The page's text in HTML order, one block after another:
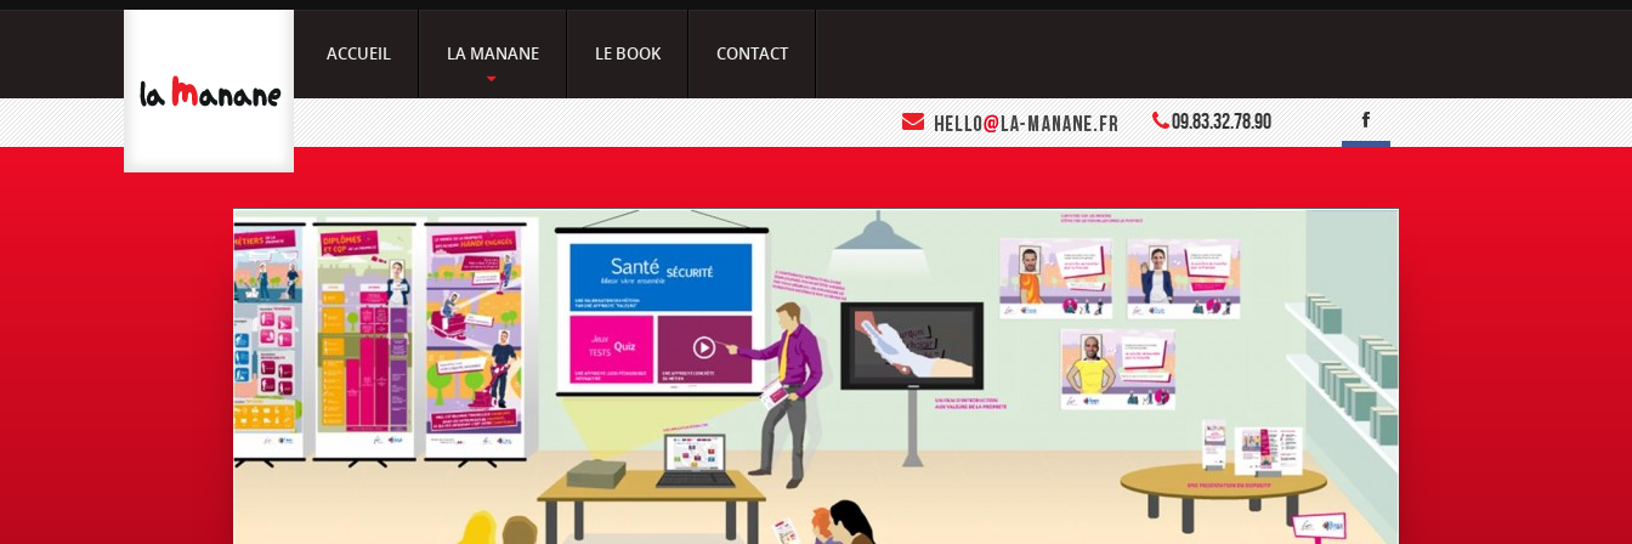
ACCUEIL LA MANANE LE BOOK CONTACT
09.83.32.78.90